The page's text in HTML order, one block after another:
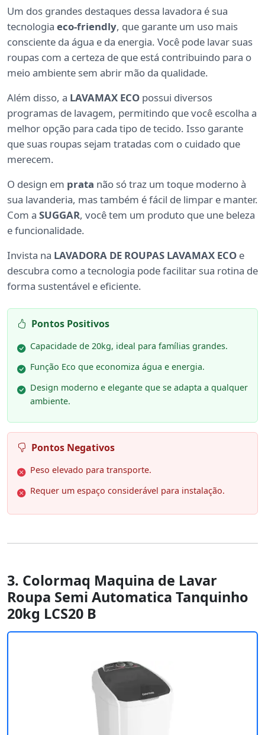
Um dos grandes destaques dessa lavadora é sua
tecnologia eco-friendly, que garante um uso mais
consciente da água e da energia. Você pode lavar suas
roupas com a certeza de que está contribuindo para o
meio ambiente sem abrir mão da qualidade.
Além disso, a LAVAMAX ECO possui diversos
programas de lavagem, permitindo que você escolha a
melhor opção para cada tipo de tecido. Isso garante
que suas roupas sejam tratadas com o cuidado que
merecem.
O design em prata não só traz um toque moderno à
sua lavanderia, mas também é fácil de limpar e manter.
Com a SUGGAR, você tem um produto que une beleza
e funcionalidade.
Invista na LAVADORA DE ROUPAS LAVAMAX ECO e
descubra como a tecnologia pode facilitar sua rotina de
forma sustentável e eficiente.
Pontos Positivos
Capacidade de 20kg, ideal para famílias grandes.
Função Eco que economiza água e energia.
Design moderno e elegante que se adapta a qualquer
ambiente.
Pontos Negativos
Peso elevado para transporte.
Requer um espaço considerável para instalação.
3. Colormaq Maquina de Lavar
Roupa Semi Automatica Tanquinho
20kg LCS20 B